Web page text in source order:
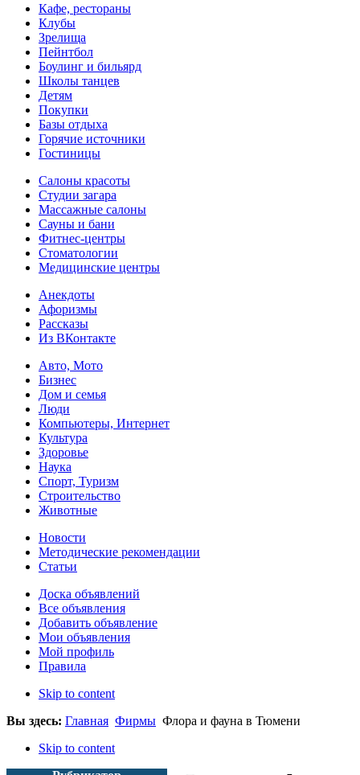
Кафе, рестораны
Клубы
Зрелища
Пейнтбол
Боулинг и бильярд
Школы танцев
Детям
Покупки
Базы отдыха
Горячие источники
Гостиницы
Салоны красоты
Студии загара
Массажные салоны
Сауны и бани
Фитнес-центры
Стоматологии
Медицинские центры
Анекдоты
Афоризмы
Рассказы
Из ВКонтакте
Авто, Мото
Бизнес
Дом и семья
Люди
Компьютеры, Интернет
Культура
Здоровье
Наука
Спорт, Туризм
Строительство
Животные
Новости
Методические рекомендации
Статьи
Доска объявлений
Все объявления
Добавить объявление
Мои объявления
Мой профиль
Правила
Skip to content
Вы здесь: Главная Фирмы Флора и фауна в Тюмени
Skip to content